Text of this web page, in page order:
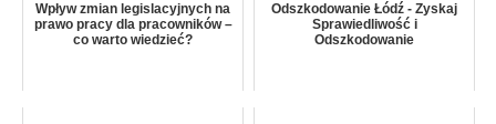
Wpływ zmian legislacyjnych na
prawo pracy dla pracowników –
co warto wiedzieć?
Odszkodowanie Łódź - Zyskaj
Sprawiedliwość i
Odszkodowanie